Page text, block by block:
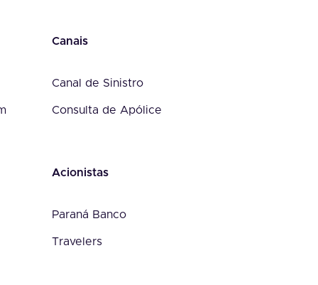
Canais
Canal de Sinistro
Consulta de Apólice
Acionistas
Paraná Banco
Travelers